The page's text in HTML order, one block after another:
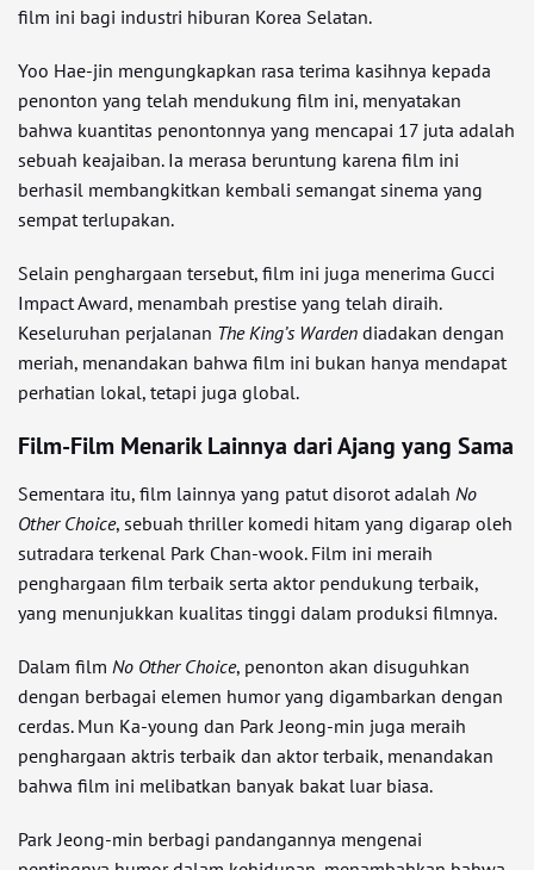
film ini bagi industri hiburan Korea Selatan.
Yoo Hae-jin mengungkapkan rasa terima kasihnya kepada
penonton yang telah mendukung film ini, menyatakan
bahwa kuantitas penontonnya yang mencapai 17 juta adalah
sebuah keajaiban. Ia merasa beruntung karena film ini
berhasil membangkitkan kembali semangat sinema yang
sempat terlupakan.
Selain penghargaan tersebut, film ini juga menerima Gucci
Impact Award, menambah prestise yang telah diraih.
Keseluruhan perjalanan The King’s Warden diadakan dengan
meriah, menandakan bahwa film ini bukan hanya mendapat
perhatian lokal, tetapi juga global.
Film-Film Menarik Lainnya dari Ajang yang Sama
Sementara itu, film lainnya yang patut disorot adalah No
Other Choice, sebuah thriller komedi hitam yang digarap oleh
sutradara terkenal Park Chan-wook. Film ini meraih
penghargaan film terbaik serta aktor pendukung terbaik,
yang menunjukkan kualitas tinggi dalam produksi filmnya.
Dalam film No Other Choice, penonton akan disuguhkan
dengan berbagai elemen humor yang digambarkan dengan
cerdas. Mun Ka-young dan Park Jeong-min juga meraih
penghargaan aktris terbaik dan aktor terbaik, menandakan
bahwa film ini melibatkan banyak bakat luar biasa.
Park Jeong-min berbagi pandangannya mengenai